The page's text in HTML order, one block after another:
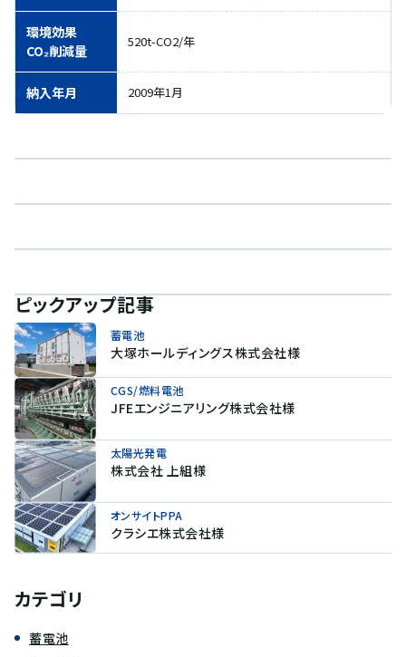
環境効果
CO₂削減量
520t-CO2/年
納入年月 2009年1月
ピックアップ記事
蓄電池
大塚ホールディングス株式会社様
CGS/燃料電池
JFEエンジニアリング株式会社様
太陽光発電
株式会社 上組様
オンサイトPPA
クラシエ株式会社様
カテゴリ
蓄電池